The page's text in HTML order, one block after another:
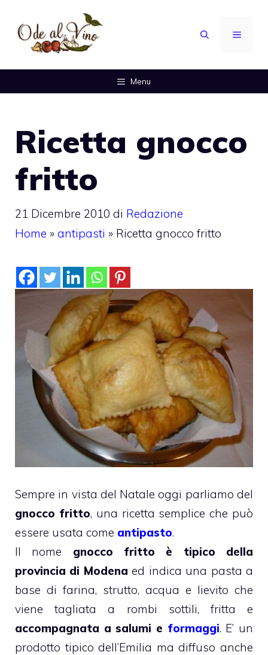
contenuto
MENU
Menu
Ricetta gnocco
fritto
21 Dicembre 2010 di Redazione
Home » antipasti » Ricetta gnocco fritto
Sempre in vista del Natale oggi parliamo del
gnocco fritto, una ricetta semplice che può
essere usata come antipasto.
Il nome gnocco fritto è tipico della
provincia di Modena ed indica una pasta a
base di farina, strutto, acqua e lievito che
viene tagliata a rombi sottili, fritta e
accompagnata a salumi e formaggi. E’ un
prodotto tipico dell’Emilia ma diffuso anche